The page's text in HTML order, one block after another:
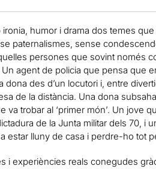
humor i drama dos temes
paternalismes, sense
persones que sovint només
agent de policia que pensa que
des d’un locutori i, entre
de la distància. Una dona
trobar al ‘primer món’. Un jove
de la Junta militar dels 70, i
estar lluny de casa i perdre-ho tot
i experiències reals conegudes